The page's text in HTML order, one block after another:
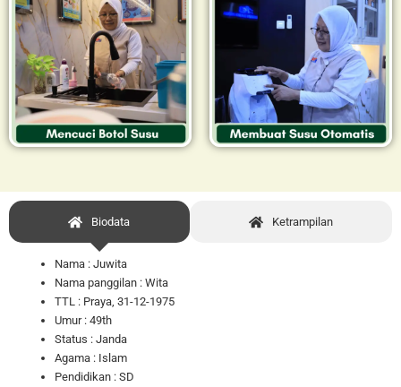
Biodata Ketrampilan
Nama : Juwita
Nama panggilan : Wita
TTL : Praya, 31-12-1975
Umur : 49th
Status : Janda
Agama : Islam
Pendidikan : SD